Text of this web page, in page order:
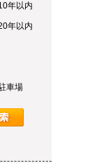
年以内
年以内
車場